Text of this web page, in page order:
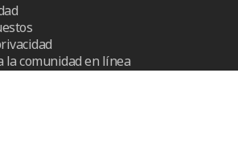
la comunidad en línea